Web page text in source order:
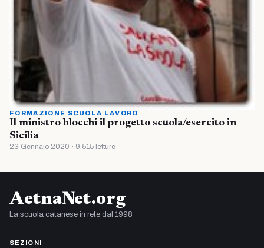
FORMAZIONE SCUOLA LAVORO
Il ministro blocchi il progetto scuola/esercito in
Sicilia
23 Gennaio 2020 · 9.515 letture
AetnaNet.org
La scuola catanese in rete dal 1998
SEZIONI